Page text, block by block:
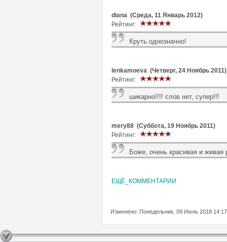
diana (Среда, 11 Январь 2012)
Рейтинг:
Круть однозначно!
lenkamoeva (Четверг, 24 Ноябрь 2011)
Рейтинг:
шикарно!!!! слов нет, супер!!!
mery88 (Суббота, 19 Ноябрь 2011)
Рейтинг:
Боже, очень красивая и живая
ЕЩЁ_КОММЕНТАРИИ
Изменено: Понедельник, 09 Июль 2018 14:17